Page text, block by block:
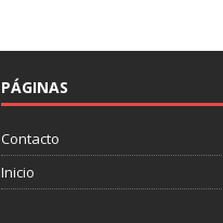
PÁGINAS
Contacto
Inicio